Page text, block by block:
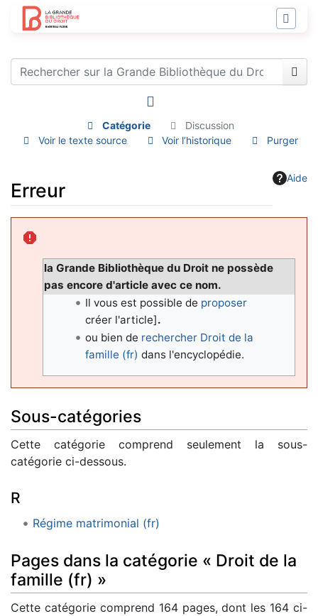
Catégorie
Discussion
Voir le texte source
Voir l’historique Purger
Aide
Erreur
la Grande Bibliothèque du Droit ne possède
pas encore d'article avec ce nom.
Il vous est possible de proposer
créer l'article].
ou bien de rechercher Droit de la
famille (fr) dans l'encyclopédie.
Sous-catégories
Cette catégorie comprend seulement la sous-
catégorie ci-dessous.
R
Régime matrimonial (fr)
Pages dans la catégorie « Droit de la
famille (fr) »
Cette catégorie comprend 164 pages, dont les 164 ci-